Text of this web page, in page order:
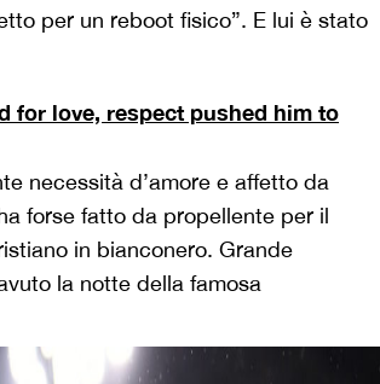
per un reboot fisico”. E lui è stato
for love, respect pushed him to
necessità d’amore e affetto da
forse fatto da propellente per il
in bianconero. Grande
la notte della famosa